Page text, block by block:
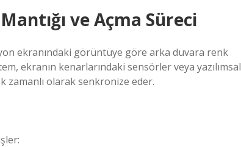
ve Açma Süreci
ekranındaki görüntüye göre arka duvara renk
ekranın kenarlarındaki sensörler veya yazılımsal
zamanlı olarak senkronize eder.